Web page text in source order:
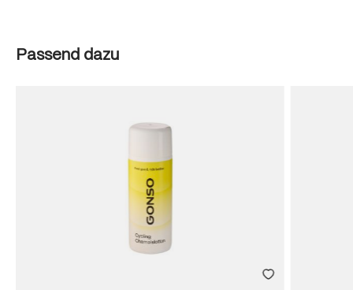
Produktgalerie überspringen
Passend dazu